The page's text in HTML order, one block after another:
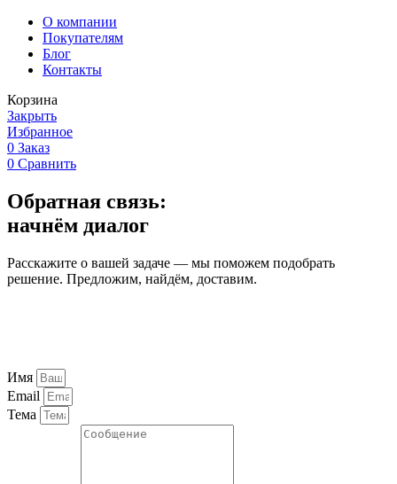
О компании
Покупателям
Блог
Контакты
Корзина
Закрыть
Избранное
0 Заказ
0 Сравнить
Обратная связь:
начнём диалог
Расскажите о вашей задаче — мы поможем подобрать
решение. Предложим, найдём, доставим.
Имя
Email
Тема